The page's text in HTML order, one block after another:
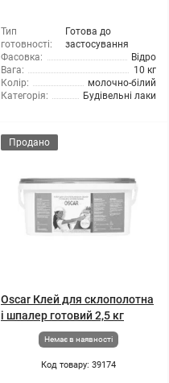
Тип
готовності:
Готова до
застосування
Фасовка:
Відро
Вага:
10 кг
Колір:
молочно-білий
Категорія:
Будівельні лаки
Продано
Oscar Клей для склополотна
і шпалер готовий 2,5 кг
Немає в наявності
Код товару: 39174